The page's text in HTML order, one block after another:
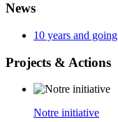
News
10 years and going
Projects & Actions
Notre initiative